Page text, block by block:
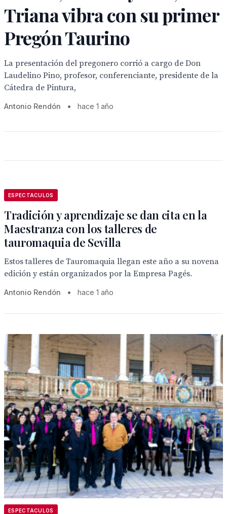
Triana vibra con su primer
Pregón Taurino
La presentación del pregonero corrió a cargo de Don
Laudelino Pino, profesor, conferenciante, presidente de la
Cátedra de Pintura,
Antonio Rendón • hace 1 año
ESPECTACULOS
Tradición y aprendizaje se dan cita en la
Maestranza con los talleres de
tauromaquia de Sevilla
Estos talleres de Tauromaquia llegan este año a su novena
edición y están organizados por la Empresa Pagés.
Antonio Rendón • hace 1 año
ESPECTACULOS